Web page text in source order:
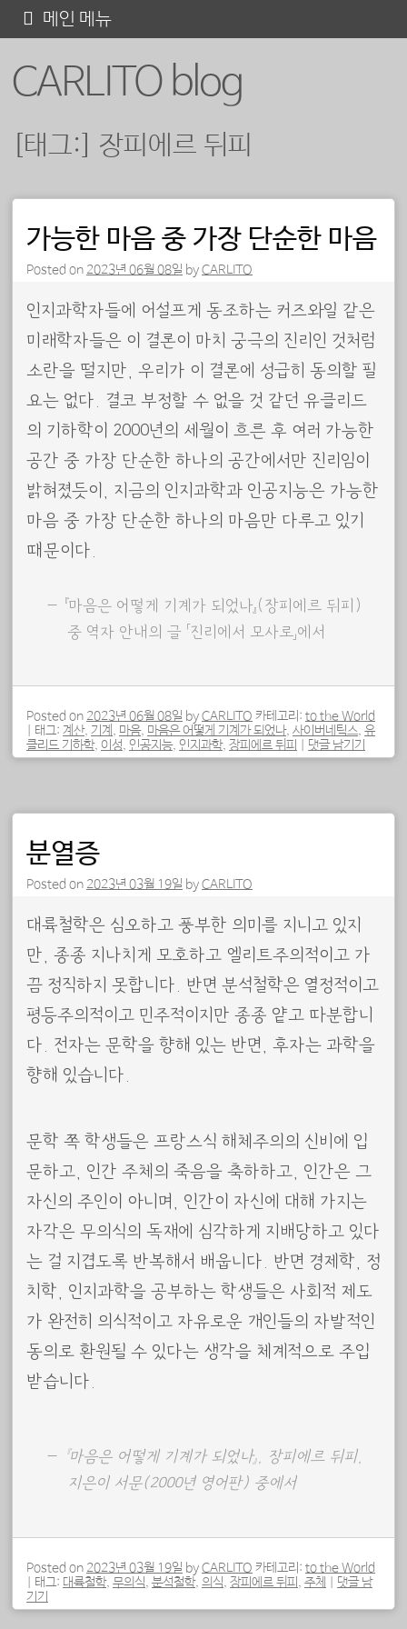
CARLITO blog
메인 메뉴
텐
[태그:] 장피에르 뒤피
포스트 내비게이션
가능한 마음 중 가장 단순한 마음
Posted on 2023년 06월 08일 byCARLITO
인지과학자들에 어설프게 동조하는 커즈와일 같은
미래학자들은 이 결론이 마치 궁극의 진리인 것처럼
소란을 떨지만, 우리가 이 결론에 성급히 동의할 필
요는 없다. 결코 부정할 수 없을 것 같던 유클리드
의 기하학이 2000년의 세월이 흐른 후 여러 가능한
공간 중 가장 단순한 하나의 공간에서만 진리임이
밝혀졌듯이, 지금의 인지과학과 인공지능은 가능한
마음 중 가장 단순한 하나의 마음만 다루고 있기
때문이다.
『마음은 어떻게 기계가 되었나』(장피에르 뒤피)
중 역자 안내의 글 「진리에서 모사로」에서
Posted on 2023년 06월 08일 byCARLITO 카테고리: to the World
태그: 계산, 기계 , 마음, 마음은 어떻게 기계가 되었나, 사이버네틱스, 유
클리드 기하학, 이성, 인공지능, 인지과학, 장피에르 뒤피 댓글 남기기
분열증
Posted on 2023년 03월 19일 byCARLITO
대륙철학은 심오하고 풍부한 의미를 지니고 있지
만, 종종 지나치게 모호하고 엘리트주의적이고 가
끔 정직하지 못합니다. 반면 분석철학은 열정적이고
평등주의적이고 민주적이지만 종종 얕고 따분합니
다. 전자는 문학을 향해 있는 반면, 후자는 과학을
향해 있습니다.
문학 쪽 학생들은 프랑스식 해체주의의 신비에 입
문하고, 인간 주체의 죽음을 축하하고, 인간은 그
자신의 주인이 아니며, 인간이 자신에 대해 가지는
자각은 무의식의 독재에 심각하게 지배당하고 있다
는 걸 지겹도록 반복해서 배웁니다. 반면 경제학, 정
치학, 인지과학을 공부하는 학생들은 사회적 제도
가 완전히 의식적이고 자유로운 개인들의 자발적인
동의로 환원될 수 있다는 생각을 체계적으로 주입
받습니다.
『마음은 어떻게 기계가 되었나』, 장피에르 뒤피,
지은이 서문(2000년 영어판) 중에서
Posted on 2023년 03월 19일 byCARLITO 카테고리: to the World
태그: 대륙철학, 무의식, 분석철학, 의식, 장피에르 뒤피 , 주체
댓글 남
기기